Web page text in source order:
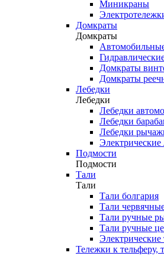
Миникраны
Домкраты
Домкраты
Домкраты
Домкраты
Лебедки
Лебедки
Лебедки
Лебедки
Лебедки
Электрические
Подмости
Подмости
Тали
Тали
Тали болгария
Тали
Тали ручные
Тали ручные
Электрические
Тележки к тельферу,